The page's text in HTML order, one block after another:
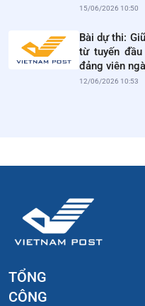
15/06/2026 10:50
Bài dự thi:
từ tuyến
đảng viên
12/06/2026 10:53
TỔNG
CÔNG